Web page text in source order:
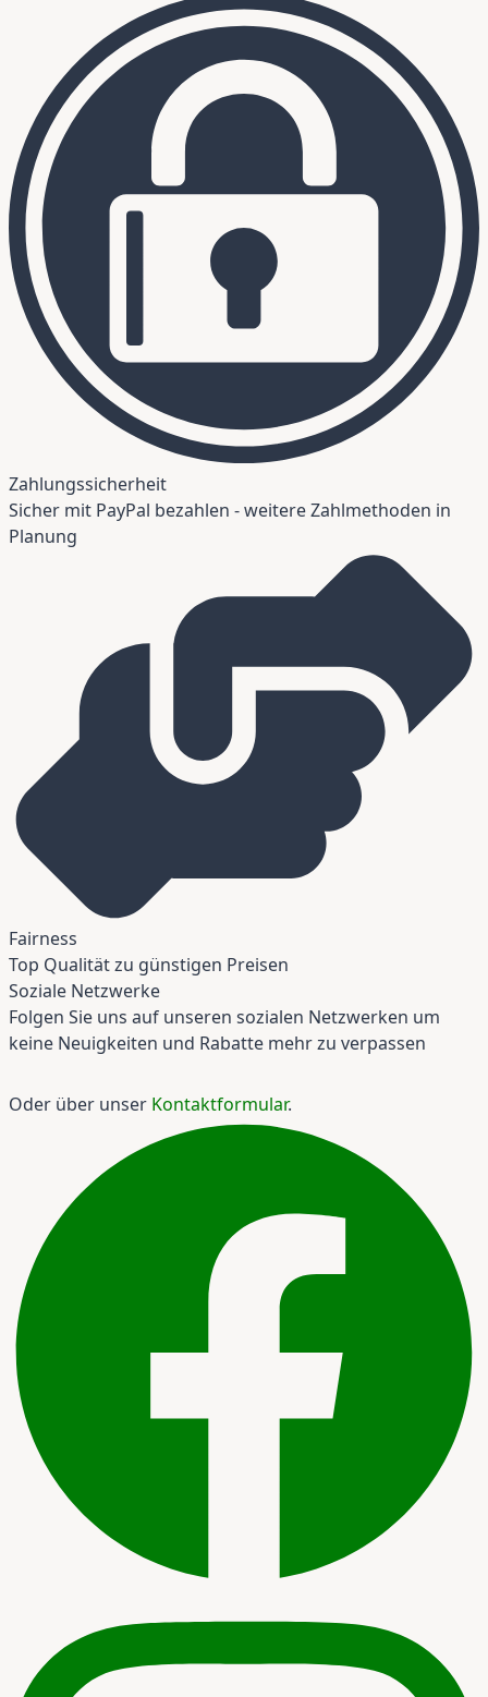
Zahlungssicherheit
Sicher mit PayPal bezahlen - weitere Zahlmethoden in
Planung
Fairness
Top Qualität zu günstigen Preisen
Soziale Netzwerke
Folgen Sie uns auf unseren sozialen Netzwerken um
keine Neuigkeiten und Rabatte mehr zu verpassen
Oder über unser Kontaktformular.